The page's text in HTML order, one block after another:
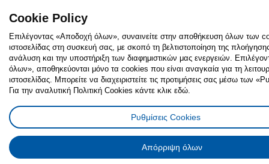
Cookie Policy
Επιλέγοντας «Αποδοχή όλων», συναινείτε στην αποθήκευση όλων των
ιστοσελίδας στη συσκευή σας, με σκοπό τη βελτιστοποίηση της
ανάλυση και την υποστήριξη των διαφημιστικών μας ενεργειών.
όλων», αποθηκεύονται μόνο τα cookies που είναι αναγκαία για τη
ιστοσελίδας. Μπορείτε να διαχειριστείτε τις προτιμήσεις σας μέσω των
Για την αναλυτική Πολιτική Cookies κάντε κλικ εδώ.
Ρυθμίσεις Cookies
Απόρριψη όλων